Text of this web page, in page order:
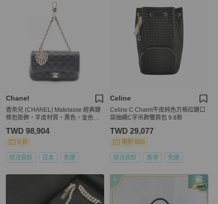
Chanel
香奈兒 (CHANEL) Matelasse 經典鏈
條包掛飾，羊皮材質，黑色，金色五
TWD 98,904
9 折
狀況良好 日本 免運
Celine
Celine C Charm牛皮純色方格拉鏈口
袋抽繩C字吊飾雙肩包 9.8新
TWD 29,077
現折 800
狀況良好 香港 免運